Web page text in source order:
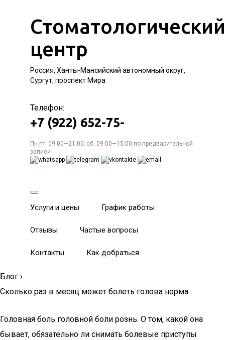
Стоматологический
центр
Россия, Ханты-Мансийский автономный округ,
Сургут, проспект Мира
Телефон:
+7 (922) 652-75-
Пн-пт: 09:00—21:00; сб: 09:00—15:00 по предварительной
записи
Услуги и цены График работы
Отзывы Частые вопросы
Контакты Как добраться
Блог ›
Сколько раз в месяц может болеть голова норма
Головная боль головной боли рознь. О том, какой она
бывает, обязательно ли снимать болевые приступы